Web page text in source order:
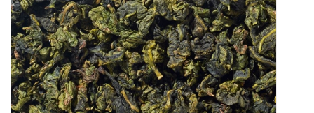
mehrere
Varianten
auf.
Die
Optionen
können